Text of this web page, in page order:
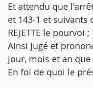
Et attendu que
et 143-1 et suivants
REJETTE le pourvoi ;
Ainsi jugé et
jour, mois et an que
En foi de quoi le